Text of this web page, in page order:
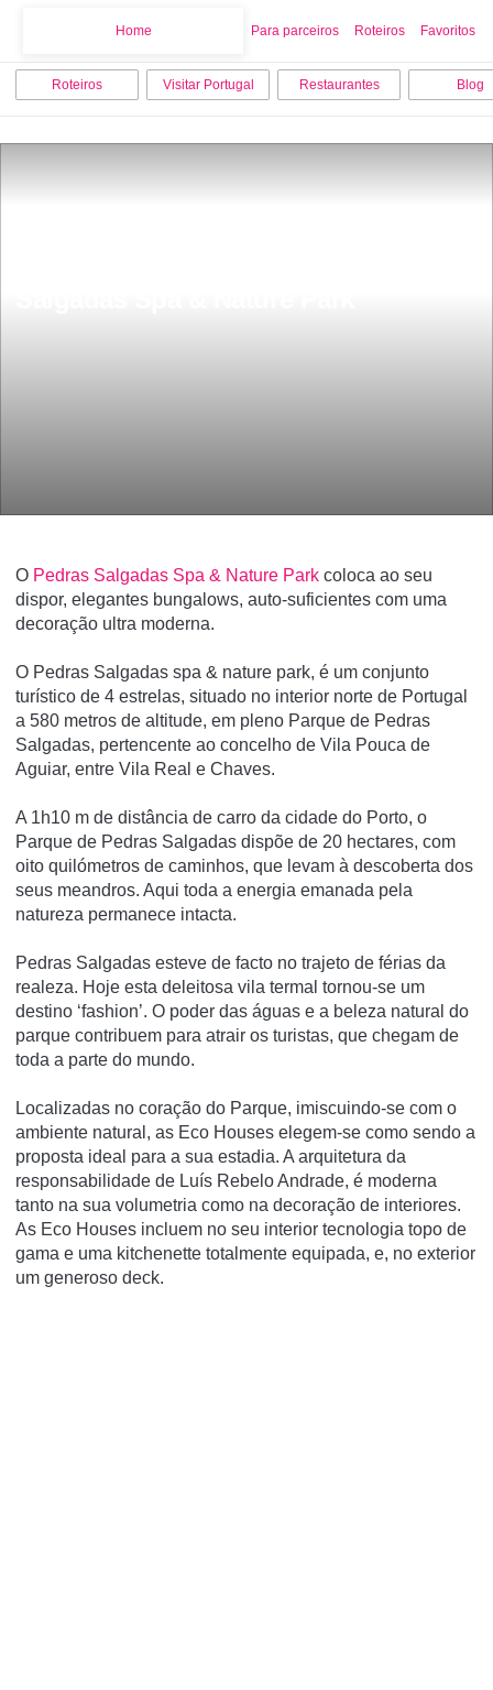
Home Para parceiros Roteiros Favoritos
Roteiros Visitar Portugal Restaurantes Blog
O Pedras Salgadas Spa & Nature Park coloca ao seu
dispor, elegantes bungalows, auto-suficientes com uma
decoração ultra moderna.
O Pedras Salgadas spa & nature park, é um conjunto
turístico de 4 estrelas, situado no interior norte de Portugal
a 580 metros de altitude, em pleno Parque de Pedras
Salgadas, pertencente ao concelho de Vila Pouca de
Aguiar, entre Vila Real e Chaves.
A 1h10 m de distância de carro da cidade do Porto, o
Parque de Pedras Salgadas dispõe de 20 hectares, com
oito quilómetros de caminhos, que levam à descoberta dos
seus meandros. Aqui toda a energia emanada pela
natureza permanece intacta.
Pedras Salgadas esteve de facto no trajeto de férias da
realeza. Hoje esta deleitosa vila termal tornou-se um
destino ‘fashion’. O poder das águas e a beleza natural do
parque contribuem para atrair os turistas, que chegam de
toda a parte do mundo.
Localizadas no coração do Parque, imiscuindo-se com o
ambiente natural, as Eco Houses elegem-se como sendo a
proposta ideal para a sua estadia. A arquitetura da
responsabilidade de Luís Rebelo Andrade, é moderna
tanto na sua volumetria como na decoração de interiores.
As Eco Houses incluem no seu interior tecnologia topo de
gama e uma kitchenette totalmente equipada, e, no exterior
um generoso deck.